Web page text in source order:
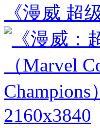
《漫威 超
2160x3840